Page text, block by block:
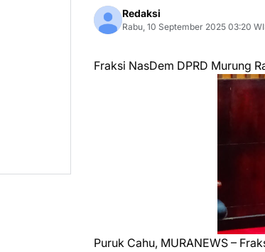
Redaksi
Rabu, 10 September 2025 03:20
Fraksi NasDem DPRD Murung
Puruk Cahu, MURANEWS –